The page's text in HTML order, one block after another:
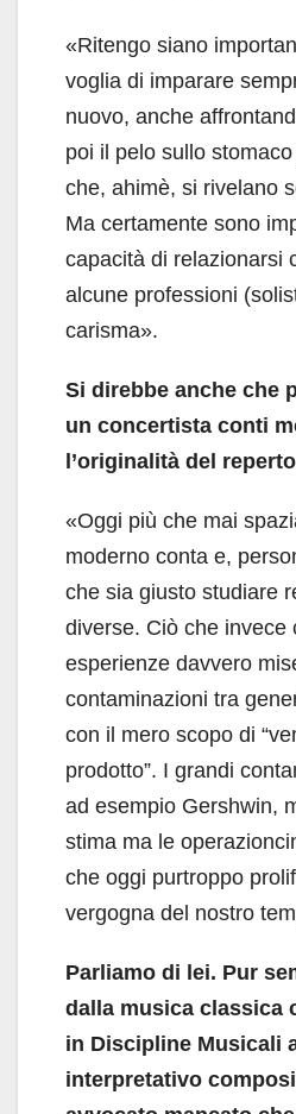
«Ritengo siano
voglia di imparare
nuovo, anche
poi il pelo sullo
che, ahimè, si rivelano
Ma certamente sono
capacità di relazionarsi
alcune professioni
carisma».
Si direbbe anche che
un concertista conti
l’originalità del
«Oggi più che mai
moderno conta e,
che sia giusto studiare
diverse. Ciò che invece
esperienze davvero
contaminazioni tra
con il mero scopo di
prodotto”. I grandi
ad esempio Gershwin,
stima ma le
che oggi purtroppo
vergogna del nostro
Parliamo di lei. Pur
dalla musica classica
in Discipline Musicali
interpretativo